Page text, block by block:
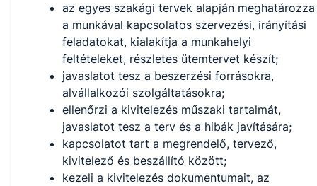
az egyes szakági tervek alapján meghatározza
a munkával kapcsolatos szervezési, irányítási
feladatokat, kialakítja a munkahelyi
feltételeket, részletes ütemtervet készít;
javaslatot tesz a beszerzési forrásokra,
alvállalkozói szolgáltatásokra;
ellenőrzi a kivitelezés műszaki tartalmát,
javaslatot tesz a terv és a hibák javítására;
kapcsolatot tart a megrendelő, tervező,
kivitelező és beszállító között;
kezeli a kivitelezés dokumentumait, az